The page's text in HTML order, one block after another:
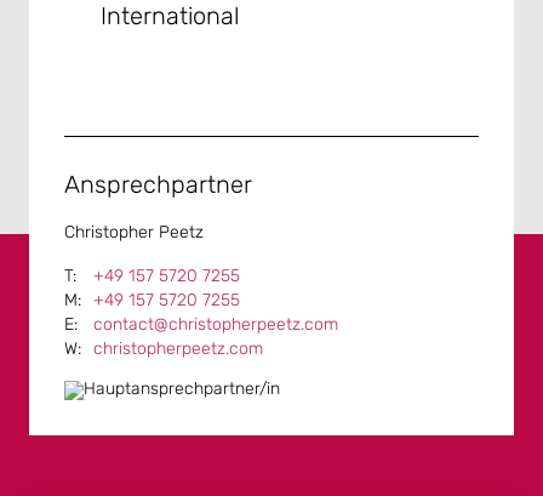
International
Ansprechpartner
Christopher Peetz
+49 157 5720 7255
+49 157 5720 7255
contact@christopherpeetz.com
christopherpeetz.com